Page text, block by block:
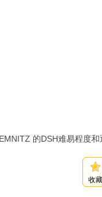
的DSH难易程度
收